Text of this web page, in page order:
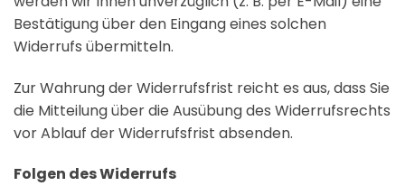
Bestätigung über den Eingang eines solchen
Widerrufs übermitteln.
Zur Wahrung der Widerrufsfrist reicht es aus, dass Sie
die Mitteilung über die Ausübung des Widerrufsrechts
vor Ablauf der Widerrufsfrist absenden.
Folgen des Widerrufs